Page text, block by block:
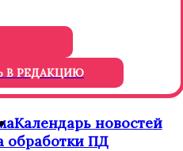
В РЕДАКЦИЮ
Календарь новостей
обработки ПД